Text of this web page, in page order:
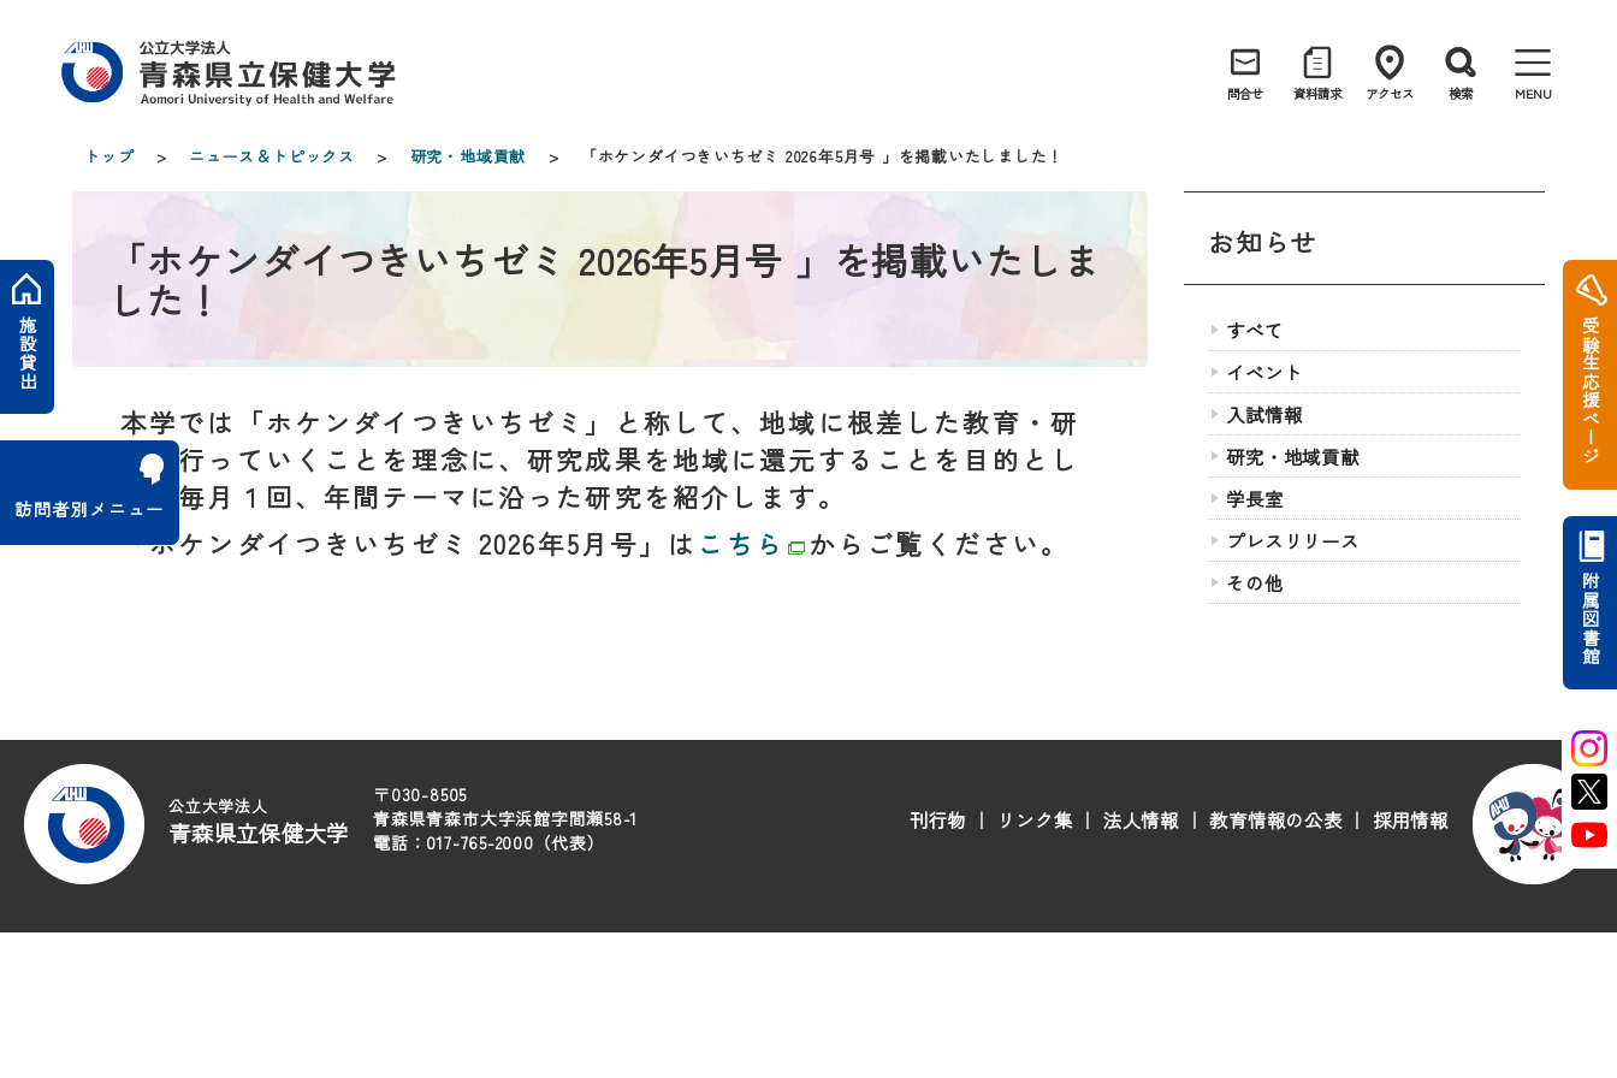
問合せ 資料請求 アクセス 検索 MENU
トップ> ニュース＆トピックス > 研究・地域貢献 > 「ホケンダイつきいちゼミ 2026年5月号 」を掲載いたしました！
「ホケンダイつきいちゼミ 2026年5月号 」を掲載いたしま
した！
本学では「ホケンダイつきいちゼミ」と称して、地域に根差した教育・研
究を行っていくことを理念に、研究成果を地域に還元することを目的とし
て、毎月１回、年間テーマに沿った研究を紹介します。
「ホケンダイつきいちゼミ 2026年5月号」は こちら からご覧ください。
お知らせ
すべて
イベント
入試情報
研究・地域貢献
学長室
プレスリリース
その他
公立大学法人
青森県立保健大学
〒030-8505
青森県青森市大字浜館字間瀬58-1
電話：017-765-2000（代表）
刊行物 ｜ リンク集 ｜ 法人情報 ｜教育情報の公表｜ 採用情報
受験生応援ページ
附属図書館
施設貸出
訪問者別メニュー